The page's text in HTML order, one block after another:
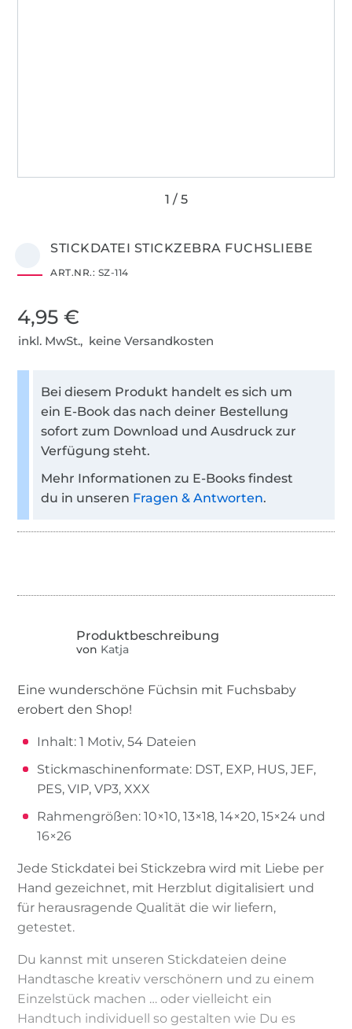
STICKDATEI STICKZEBRA FUCHSLIEBE
ART.NR.: SZ-114
4,95 €
inkl. MwSt., keine Versandkosten
Bei diesem Produkt handelt es sich um
ein E-Book das nach deiner Bestellung
sofort zum Download und Ausdruck zur
Verfügung steht.
Mehr Informationen zu E-Books findest
du in unseren Fragen & Antworten.
von Katja
Eine wunderschöne Füchsin mit Fuchsbaby
erobert den Shop!
Inhalt: 1 Motiv, 54 Dateien
Stickmaschinenformate: DST, EXP, HUS, JEF,
PES, VIP, VP3, XXX
Rahmengrößen: 10×10, 13×18, 14×20, 15×24 und
16×26
Jede Stickdatei bei Stickzebra wird mit Liebe per
Hand gezeichnet, mit Herzblut digitalisiert und
für herausragende Qualität die wir liefern,
getestet.
Du kannst mit unseren Stickdateien deine
Handtasche kreativ verschönern und zu einem
Einzelstück machen … oder vielleicht ein
Handtuch individuell so gestalten wie Du es